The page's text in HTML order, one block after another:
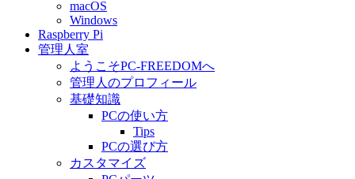
macOS
Windows
Raspberry Pi
管理人室
ようこそPC-FREEDOMへ
管理人のプロフィール
基礎知識
PCの使い方
Tips
PCの選び方
カスタマイズ